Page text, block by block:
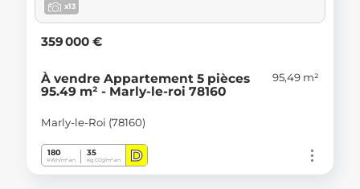
x13
359 000 €
À vendre Appartement 5 pièces
95.49 m² - Marly-le-roi 78160
95,49 m²
Marly-le-Roi (78160)
180
kWh/m².an
35
Kg CO2/m².an D